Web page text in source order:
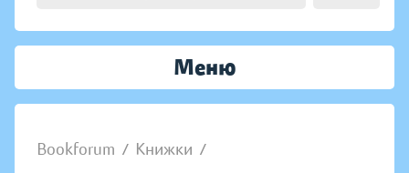
Меню
Bookforum / Книжки /